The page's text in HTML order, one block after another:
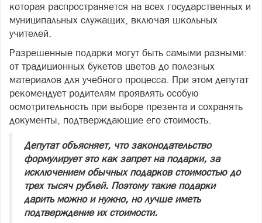
которая распространяется на всех государственных и
муниципальных служащих, включая школьных
учителей.
Разрешенные подарки могут быть самыми разными:
от традиционных букетов цветов до полезных
материалов для учебного процесса. При этом депутат
рекомендует родителям проявлять особую
осмотрительность при выборе презента и сохранять
документы, подтверждающие его стоимость.
Депутат объясняет, что законодательство
формулирует это как запрет на подарки, за
исключением обычных подарков стоимостью до
трех тысяч рублей. Поэтому такие подарки
дарить можно и нужно, но лучше иметь
подтверждение их стоимости.